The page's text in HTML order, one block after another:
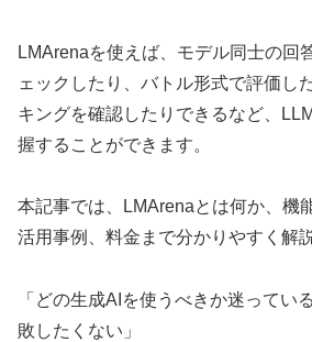
LMArenaを使えば、モデル同士の回
ェックしたり、バトル形式で評価し
キングを確認したりできるなど、
握することができます。
本記事では、LMArenaとは何か、機
活用事例、料金まで分かりやすく解
「どの生成AIを使うべきか迷ってい
敗したくない」